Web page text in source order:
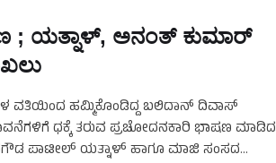
; ಯತ್ನಾಳ್, ಅನಂತ್ ಕುಮಾರ್
ವತಿಯಿಂದ ಹಮ್ಮಿಕೊಂಡಿದ್ದ ಬಲಿದಾನ್‌ ದಿವಾಸ್
ಧಕ್ಕೆ ತರುವ ಪ್ರಚೋದನಕಾರಿ ಭಾಷಣ ಮಾಡಿದ
ಪಾಟೀಲ್ ಯತ್ನಾಳ್ ಹಾಗೂ ಮಾಜಿ ಸಂಸದ